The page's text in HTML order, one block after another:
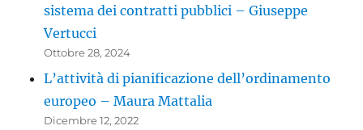
sistema dei contratti pubblici – Giuseppe
Vertucci
Ottobre 28, 2024
L’attività di pianificazione dell’ordinamento
europeo – Maura Mattalia
Dicembre 12, 2022